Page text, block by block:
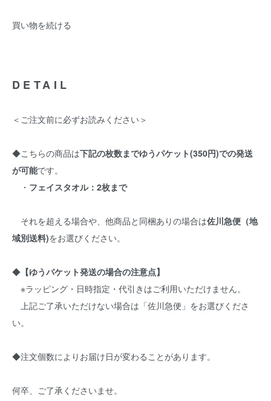
買い物を続ける
DETAIL
＜ご注文前に必ずお読みください＞
◆こちらの商品は下記の枚数までゆうパケット(350円)での発送
が可能です。
・ フェイスタオル：2枚まで
それを超える場合や、他商品と同梱ありの場合は佐川急便（地
域別送料)をお選びください。
◆ 【ゆうパケット発送の場合の注意点】
※ラッピング・日時指定・代引きはご利用いただけません。
上記ご了承いただけない場合は「佐川急便」をお選びくださ
い。
◆注文個数によりお届け日が変わることがあります。
何卒、ご了承くださいませ。